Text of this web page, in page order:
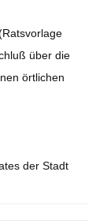
über die
örtlichen
der Stadt